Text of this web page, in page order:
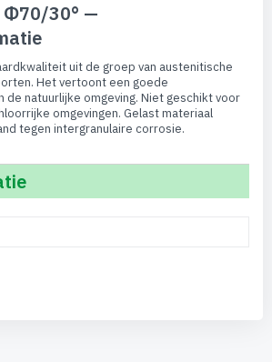
Φ70/30° —
uit de groep van austenitische
Het vertoont een goede
de natuurlijke omgeving. Niet geschikt voor
omgevingen. Gelast materiaal
tegen intergranulaire corrosie.